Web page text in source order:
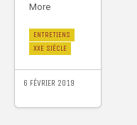
More
ENTRETIENS
XXE SIÈCLE
6 FÉVRIER 2019